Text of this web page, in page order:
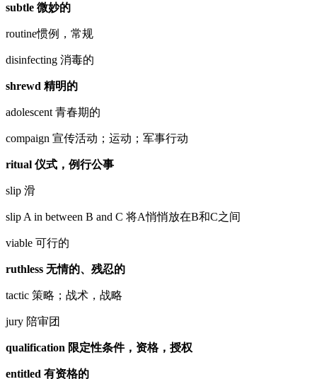
subtle 微妙的
routine惯例，常规
disinfecting 消毒的
shrewd 精明的
adolescent 青春期的
compaign 宣传活动；运动；军事行动
ritual 仪式，例行公事
slip 滑
slip A in between B and C 将A悄悄放在B和C之间
viable 可行的
ruthless 无情的、残忍的
tactic 策略；战术，战略
jury 陪审团
qualification 限定性条件，资格，授权
entitled 有资格的